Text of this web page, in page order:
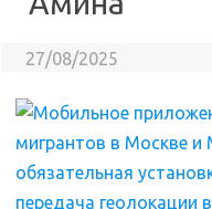
27/08/2025